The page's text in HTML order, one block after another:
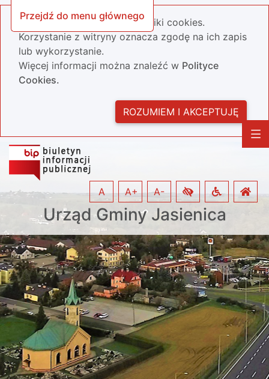
Przejdź do menu głównego
Nasza strona wykorzystuje pliki cookies.
Korzystanie z witryny oznacza zgodę na ich zapis
lub wykorzystanie.
Więcej informacji można znaleźć w Polityce
Cookies.
ROZUMIEM I AKCEPTUJĘ
Urząd Gminy Jasienica
A A+ A-